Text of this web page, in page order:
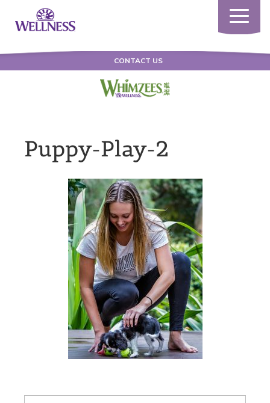
Toggle
CONTACT US
Puppy-Play-2